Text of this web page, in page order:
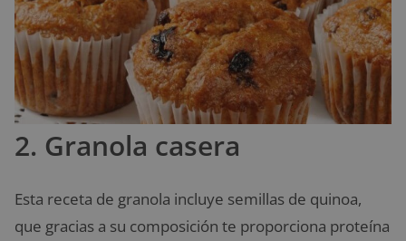
2. Granola casera
Esta receta de granola incluye semillas de quinoa,
que gracias a su composición te proporciona proteína